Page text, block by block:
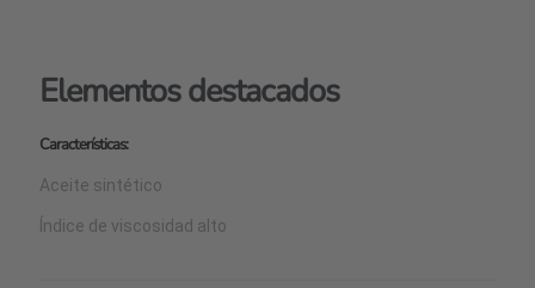
Elementos destacados
Características:
Aceite sintético
Índice de viscosidad alto